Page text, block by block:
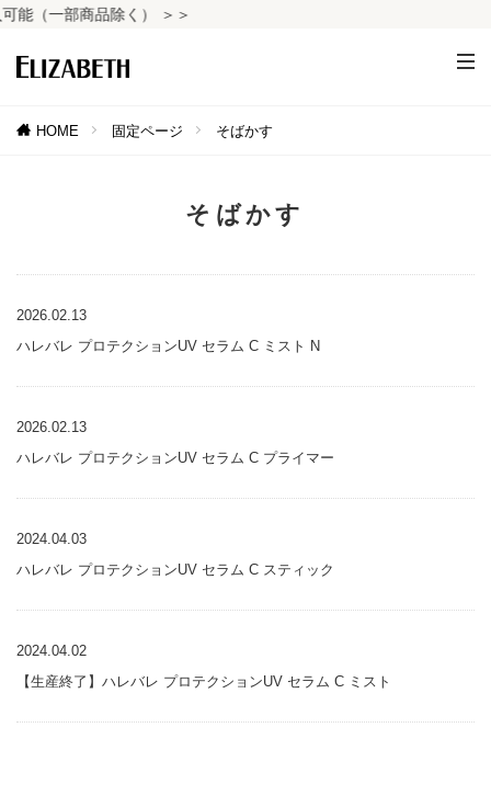
（一部商品除く） ＞＞
HOME 固定ページ そばかす
そばかす
2026.02.13
ハレバレ プロテクションUV セラム C ミスト N
2026.02.13
ハレバレ プロテクションUV セラム C プライマー
2024.04.03
ハレバレ プロテクションUV セラム C スティック
2024.04.02
【生産終了】ハレバレ プロテクションUV セラム C ミスト